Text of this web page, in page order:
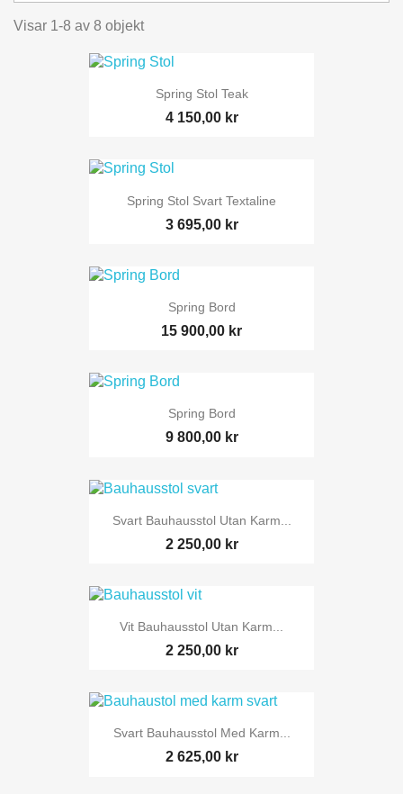
Visar 1-8 av 8 objekt
Spring Stol Teak
4 150,00 kr
Spring Stol Svart Textaline
3 695,00 kr
Spring Bord
15 900,00 kr
Spring Bord
9 800,00 kr
Svart Bauhausstol Utan Karm...
2 250,00 kr
Vit Bauhausstol Utan Karm...
2 250,00 kr
Svart Bauhausstol Med Karm...
2 625,00 kr